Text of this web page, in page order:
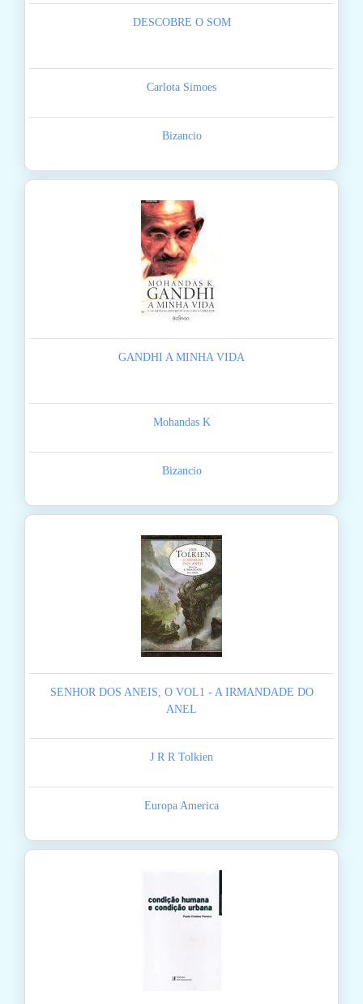
DESCOBRE O SOM
Carlota Simoes
Bizancio
GANDHI A MINHA VIDA
Mohandas K
Bizancio
SENHOR DOS ANEIS, O VOL1 - A IRMANDADE DO
ANEL
J R R Tolkien
Europa America